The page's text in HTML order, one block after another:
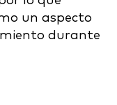
un aspecto
durante